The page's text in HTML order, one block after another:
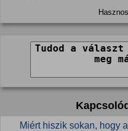
Miért hiszik sokan, hogy